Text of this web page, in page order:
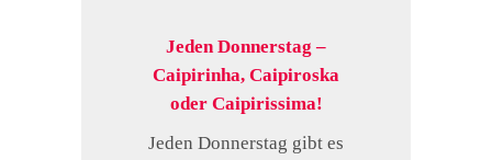
Jeden Donnerstag –
Caipirinha, Caipiroska
oder Caipirissima!
Jeden Donnerstag gibt es